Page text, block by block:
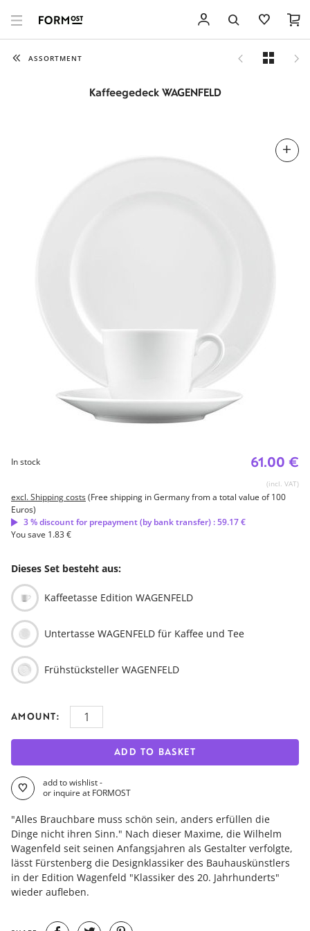
ASSORTMENT
Kaffeegedeck WAGENFELD
61.00 €
(incl. VAT)
In stock
excl. Shipping costs(Free shipping in Germany from a total value of 100
Euros)
3 % discount for prepayment (by bank transfer) : 59.17 €
You save 1.83 €
Dieses Set besteht aus:
Kaffeetasse Edition WAGENFELD
Untertasse WAGENFELD für Kaffee und Tee
Frühstücksteller WAGENFELD
AMOUNT:
ADD TO BASKET
add to wishlist -
or inquire at FORMOST
"Alles Brauchbare muss schön sein, anders erfüllen die
Dinge nicht ihren Sinn." Nach dieser Maxime, die Wilhelm
Wagenfeld seit seinen Anfangsjahren als Gestalter verfolgte,
lässt Fürstenberg die Designklassiker des Bauhauskünstlers
in der Edition Wagenfeld "Klassiker des 20. Jahrhunderts"
wieder aufleben.